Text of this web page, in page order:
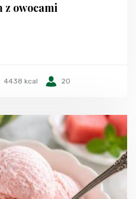
z owocami
4438 kcal 20